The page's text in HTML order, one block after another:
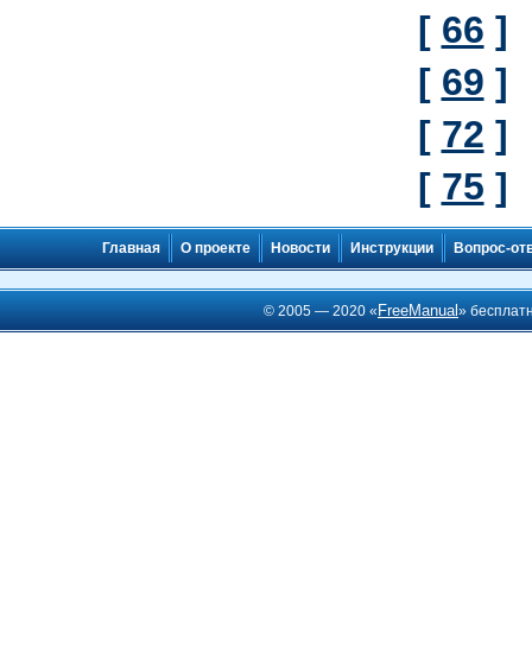
[ 66 ]
[ 69 ]
[ 72 ]
[ 75 ]
Главная О проекте Новости Инструкции Вопрос-
© 2005 — 2020 « FreeManual»